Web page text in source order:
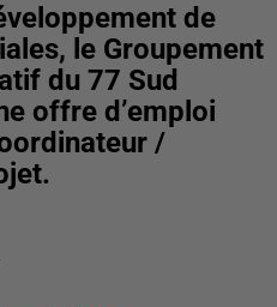
de
le Groupement
du 77 Sud
offre d’emploi
/